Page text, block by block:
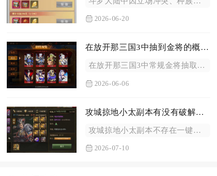
2026-06-20
在放开那三国3中抽到金将的概率有多大
在放开那三国3中常规金将抽取基础综合概率约为1.2%-1.8...
2026-06-06
攻城掠地小太副本有没有破解方法
攻城掠地小太副本不存在一键秒杀类的外挂破解手段，想要顺利通关...
2026-07-10